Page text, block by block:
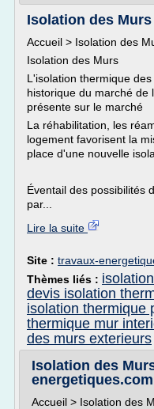
Isolation des
Accueil > Isolation des
Isolation des Murs
L'isolation thermique
historique du marché de
présente sur le marché
La réhabilitation, les
logement favorisent la
place d'une nouvelle
Éventail des possibilités
par...
Lire la suite
Site : travaux-
Thèmes liés :
devis isolation
isolation thermique
thermique mur
des murs exterieurs
Isolation des
energetiques.com
Accueil > Isolation des